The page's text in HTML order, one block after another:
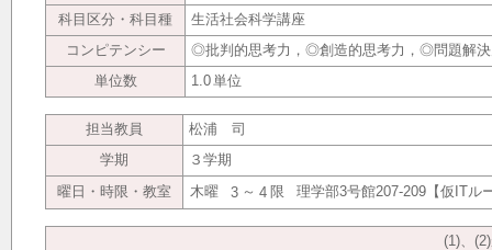
科目区分・科目種
生活社会科学講座
コンピテンシー
◎批判的思考力，◎創造的思考力，◎問題解
単位数
1.0単位
担当教員
松浦 司
学期
３学期
曜日・時限・教室
木曜 3 ～ 4 限 理学部3号館207-209【仮ITル
(1)、